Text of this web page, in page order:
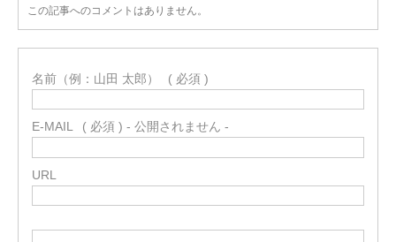
この記事へのコメントはありません。
名前（例：山田 太郎） ( 必須 )
E-MAIL ( 必須 ) - 公開されません -
URL